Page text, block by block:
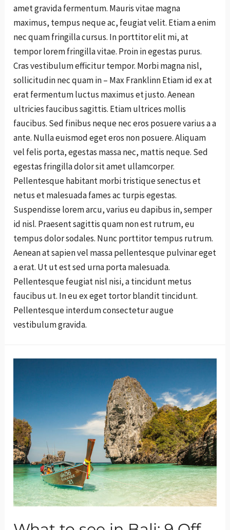
amet gravida fermentum. Mauris vitae magna
maximus, tempus neque ac, feugiat velit. Etiam a enim
nec quam fringilla cursus. In porttitor elit mi, at
tempor lorem fringilla vitae. Proin in egestas purus.
Cras vestibulum efficitur tempor. Morbi magna nisl,
sollicitudin nec quam in – Max Franklinn Etiam id ex at
erat fermentum luctus maximus et justo. Aenean
ultricies faucibus sagittis. Etiam ultrices mollis
faucibus. Sed finibus neque nec eros posuere varius a a
ante. Nulla euismod eget eros non posuere. Aliquam
vel felis porta, egestas massa nec, mattis neque. Sed
egestas fringilla dolor sit amet ullamcorper.
Pellentesque habitant morbi tristique senectus et
netus et malesuada fames ac turpis egestas.
Suspendisse lorem arcu, varius eu dapibus in, semper
id nisl. Praesent sagittis quam non est rutrum, eu
tempus dolor sodales. Nunc porttitor tempus rutrum.
Aenean at sapien vel massa pellentesque pulvinar eget
a erat. Ut ut est sed urna porta malesuada.
Pellentesque feugiat nisl nisi, a tincidunt metus
faucibus ut. In eu ex eget tortor blandit tincidunt.
Pellentesque interdum consectetur augue
vestibulum gravida.